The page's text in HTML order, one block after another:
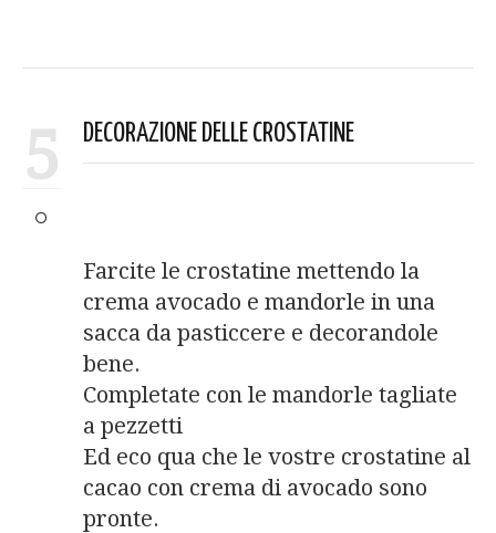
5 DECORAZIONE DELLE CROSTATINE
Farcite le crostatine mettendo la
crema avocado e mandorle in una
sacca da pasticcere e decorandole
bene.
Completate con le mandorle tagliate
a pezzetti
Ed eco qua che le vostre crostatine al
cacao con crema di avocado sono
pronte.